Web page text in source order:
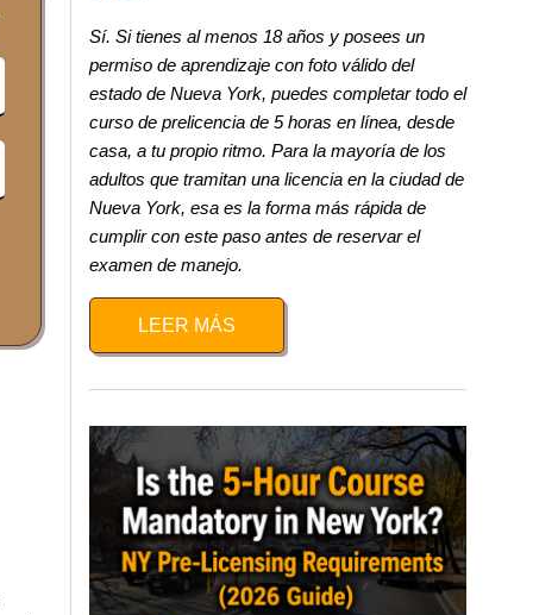
Sí. Si tienes al menos 18 años y posees un
permiso de aprendizaje con foto válido del
estado de Nueva York, puedes completar todo el
curso de prelicencia de 5 horas en línea, desde
casa, a tu propio ritmo. Para la mayoría de los
adultos que tramitan una licencia en la ciudad de
Nueva York, esa es la forma más rápida de
cumplir con este paso antes de reservar el
examen de manejo.
LEER MÁS